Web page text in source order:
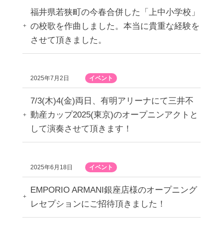
福井県若狭町の今春合併した「上中小学校」
の校歌を作曲しました。本当に貴重な経験を
させて頂きました。
2025年7月2日 イベント
7/3(木)4(金)両日、有明アリーナにて三井不
動産カップ2025(東京)のオープニンアクトと
して演奏させて頂きます！
2025年6月18日 イベント
EMPORIO ARMANI銀座店様のオープニング
レセプションにご招待頂きました！